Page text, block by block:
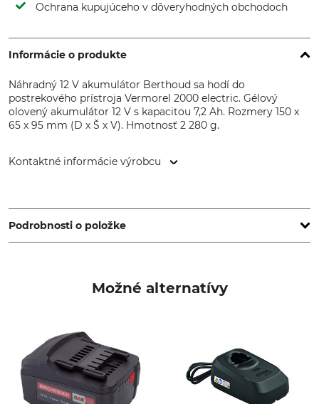
Ochrana kupujúceho v dôveryhodných obchodoch
Informácie o produkte
Náhradný 12 V akumulátor Berthoud sa hodí do
postrekového prístroja Vermorel 2000 electric. Gélový
olovený akumulátor 12 V s kapacitou 7,2 Ah. Rozmery 150 x
65 x 95 mm (D x Š x V). Hmotnosť 2 280 g.
Kontaktné informácie výrobcu
Netherlands, www.hozelock.de
Podrobnosti o položke
Možné alternatívy